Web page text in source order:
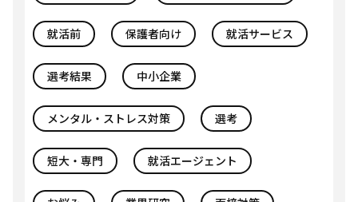
就活前 保護者向け 就活サービス
選考結果 中小企業
メンタル・ストレス対策 選考
短大・専門 就活エージェント